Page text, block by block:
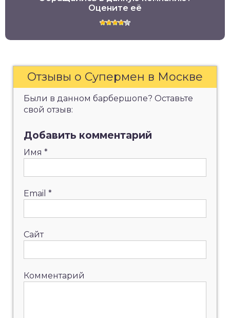
Оцените её
Отзывы о Супермен в Москве
Были в данном барбершопе? Оставьте
свой отзыв:
Добавить комментарий
Имя *
Email *
Сайт
Комментарий